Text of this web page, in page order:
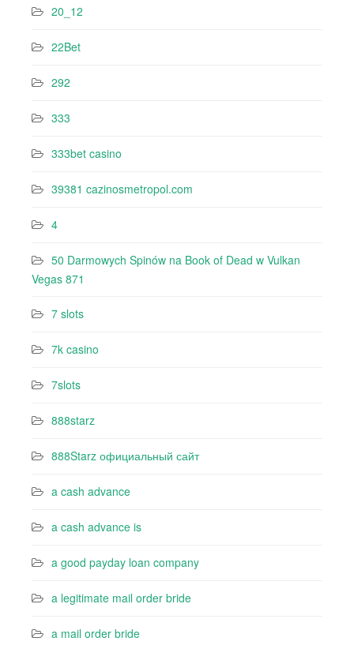
20_12
22Bet
292
333
333bet casino
39381 cazinosmetropol.com
4
50 Darmowych Spinów na Book of Dead w Vulkan
Vegas 871
7 slots
7k casino‍
7slots
888starz
888Starz официальный сайт
a cash advance
a cash advance is
a good payday loan company
a legitimate mail order bride
a mail order bride